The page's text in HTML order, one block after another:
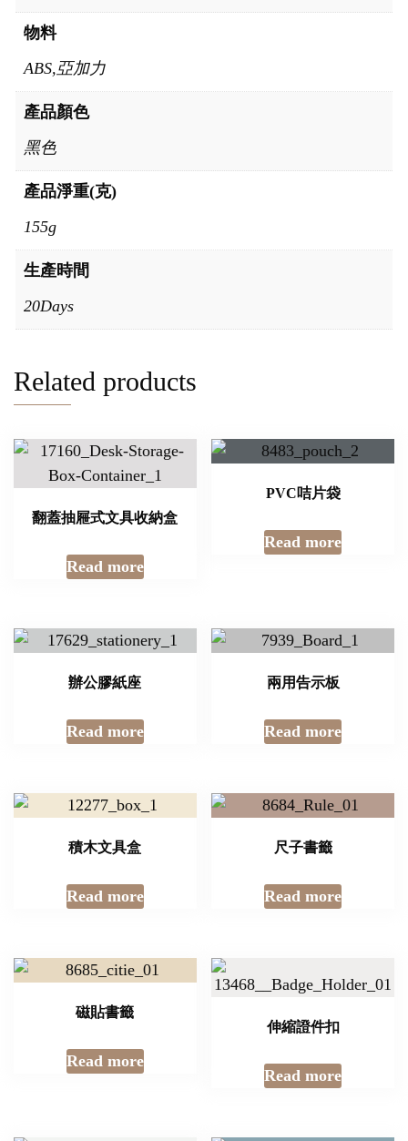
物料
ABS,亞加力
產品顏色
黑色
產品淨重(克)
155g
生產時間
20Days
Related products
翻蓋抽屜式文具收納盒
Read more
PVC咭片袋
Read more
辦公膠紙座
Read more
兩用告示板
Read more
積木文具盒
Read more
尺子書籤
Read more
磁貼書籤
Read more
伸縮證件扣
Read more